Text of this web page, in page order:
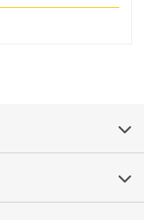
dla pośredników